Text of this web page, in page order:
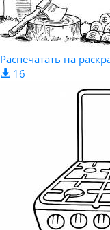
Распечатать на
16